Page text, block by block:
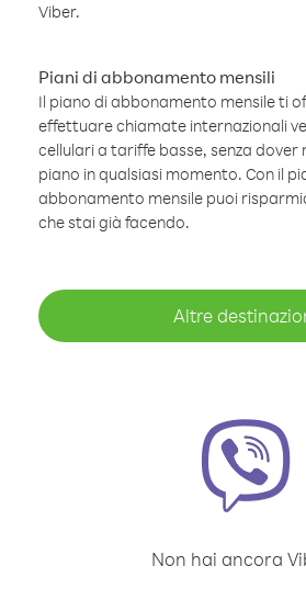
Viber.
Piani di abbonamento mensili
Il piano di abbonamento mensile ti
effettuare chiamate internazionali
cellulari a tariffe basse, senza dover
piano in qualsiasi momento. Con il
abbonamento mensile puoi
che stai già facendo.
Altre
Non hai ancora